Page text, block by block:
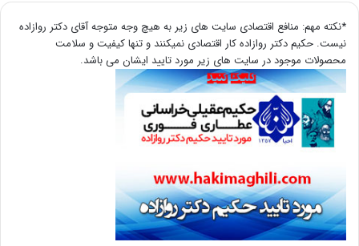
*نکته مهم: منافع اقتصادی سایت های زیر به هیچ وجه متوجه آقای دکتر روازاده
نیست. حکیم دکتر روازاده کار اقتصادی نمیکنند و تنها کیفیت و سلامت
محصولات موجود در سایت های زیر مورد تایید ایشان می باشد.